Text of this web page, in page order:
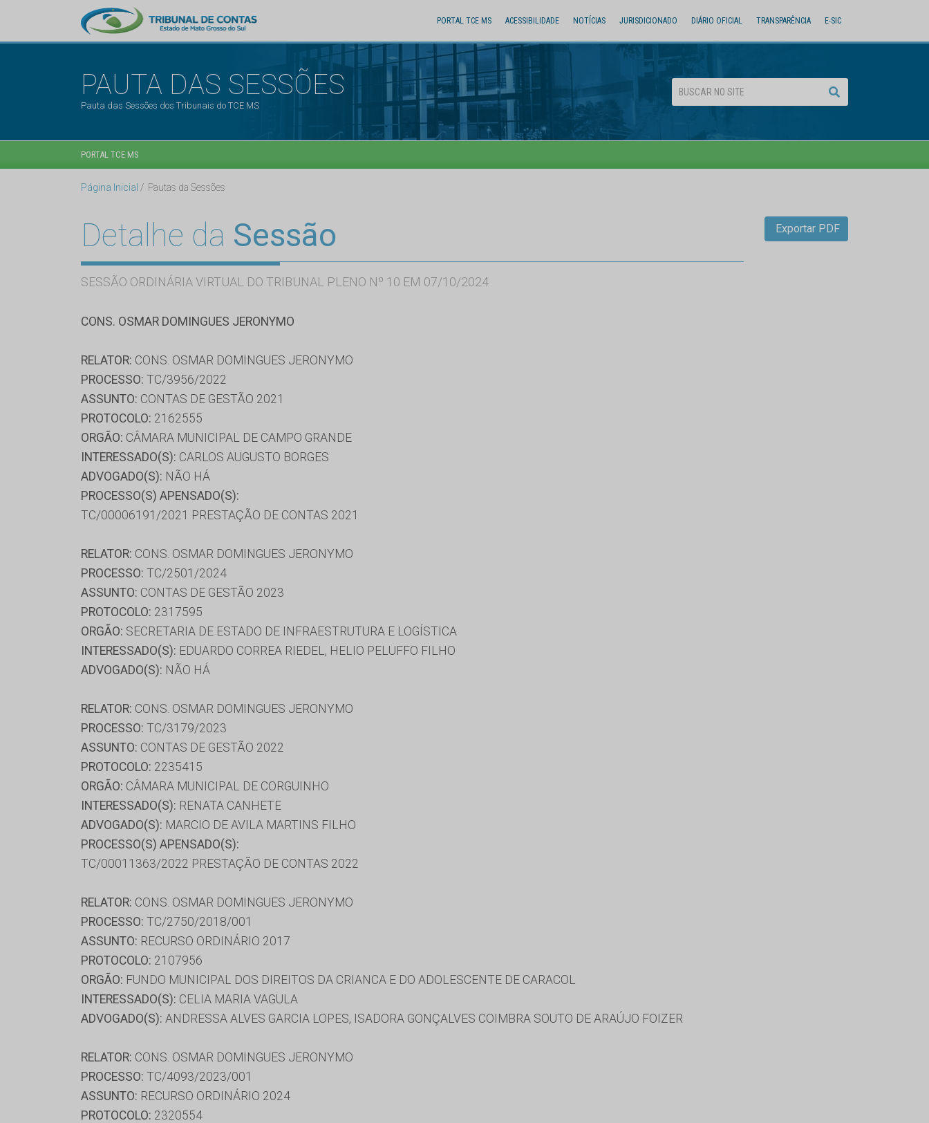
PORTAL TCE MS ACESSIBILIDADE NOTÍCIAS JURISDICIONADO DIÁRIO OFICIAL TRANSPARÊNCIA E-SIC
PAUTA DAS SESSÕES
Pauta das Sessões dos Tribunais do TCE MS
PORTAL TCE MS
Página Inicial Pautas da Sessões
Detalhe da Sessão
SESSÃO ORDINÁRIA VIRTUAL DO TRIBUNAL PLENO Nº 10 EM 07/10/2024
Exportar PDF
CONS. OSMAR DOMINGUES JERONYMO
RELATOR: CONS. OSMAR DOMINGUES JERONYMO
PROCESSO: TC/3956/2022
ASSUNTO: CONTAS DE GESTÃO 2021
PROTOCOLO: 2162555
ORGÃO: CÂMARA MUNICIPAL DE CAMPO GRANDE
INTERESSADO(S): CARLOS AUGUSTO BORGES
ADVOGADO(S): NÃO HÁ
PROCESSO(S) APENSADO(S):
TC/00006191/2021 PRESTAÇÃO DE CONTAS 2021
RELATOR: CONS. OSMAR DOMINGUES JERONYMO
PROCESSO: TC/2501/2024
ASSUNTO: CONTAS DE GESTÃO 2023
PROTOCOLO: 2317595
ORGÃO: SECRETARIA DE ESTADO DE INFRAESTRUTURA E LOGÍSTICA
INTERESSADO(S): EDUARDO CORREA RIEDEL, HELIO PELUFFO FILHO
ADVOGADO(S): NÃO HÁ
RELATOR: CONS. OSMAR DOMINGUES JERONYMO
PROCESSO: TC/3179/2023
ASSUNTO: CONTAS DE GESTÃO 2022
PROTOCOLO: 2235415
ORGÃO: CÂMARA MUNICIPAL DE CORGUINHO
INTERESSADO(S): RENATA CANHETE
ADVOGADO(S): MARCIO DE AVILA MARTINS FILHO
PROCESSO(S) APENSADO(S):
TC/00011363/2022 PRESTAÇÃO DE CONTAS 2022
RELATOR: CONS. OSMAR DOMINGUES JERONYMO
PROCESSO: TC/2750/2018/001
ASSUNTO: RECURSO ORDINÁRIO 2017
PROTOCOLO: 2107956
ORGÃO: FUNDO MUNICIPAL DOS DIREITOS DA CRIANCA E DO ADOLESCENTE DE CARACOL
INTERESSADO(S): CELIA MARIA VAGULA
ADVOGADO(S): ANDRESSA ALVES GARCIA LOPES, ISADORA GONÇALVES COIMBRA SOUTO DE ARAÚJO FOIZER
RELATOR: CONS. OSMAR DOMINGUES JERONYMO
PROCESSO: TC/4093/2023/001
ASSUNTO: RECURSO ORDINÁRIO 2024
PROTOCOLO: 2320554